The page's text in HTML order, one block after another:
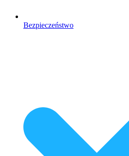
Bezpieczeństwo